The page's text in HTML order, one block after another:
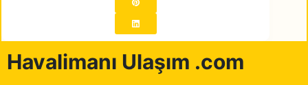
Havalimanı Ulaşım .com